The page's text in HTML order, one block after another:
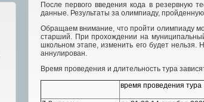
После первого введения кода в резервную
данные. Результаты за олимпиаду,
Обращаем внимание, что пройти олимпиаду
старший. При прохождении на
школьном этапе, изменить его будет
аннулирован.
Время проведения и длительность тура
время проведения тура